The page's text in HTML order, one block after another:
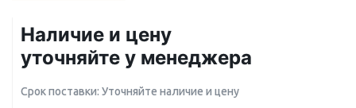
Наличие и цену
уточняйте у менеджера
Срок поставки: Уточняйте наличие и цену